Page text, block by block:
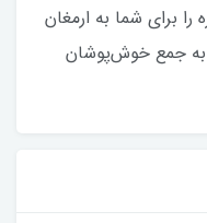
برای شما به ارمغان
به جمع خوش‌پوشان